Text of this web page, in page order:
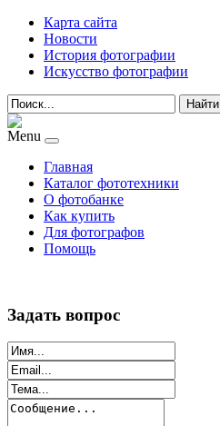
Карта сайта
Новости
История фотографии
Искусство фотографии
Найти
Menu
Главная
Каталог фототехники
О фотобанке
Как купить
Для фотографов
Помощь
Задать вопрос